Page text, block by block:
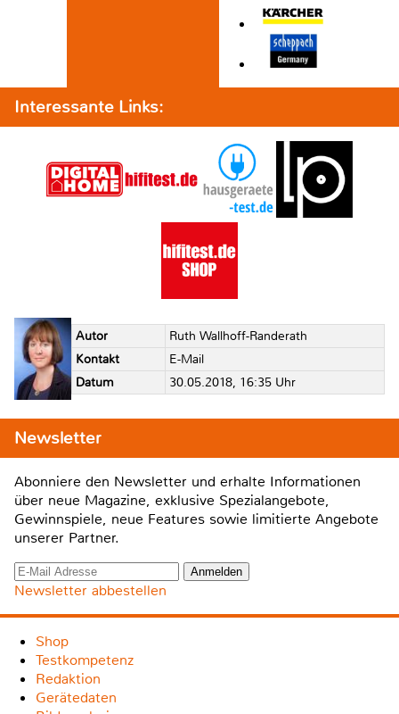
Interessante Links:
Autor
Ruth Wallhoff-Randerath
Kontakt
E-Mail
Datum
30.05.2018, 16:35 Uhr
Newsletter
Abonniere den Newsletter und erhalte Informationen
über neue Magazine, exklusive Spezialangebote,
Gewinnspiele, neue Features sowie limitierte Angebote
unserer Partner.
Newsletter abbestellen
Shop
Testkompetenz
Redaktion
Gerätedaten